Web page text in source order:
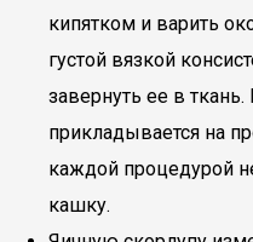
кипятком и варить
густой вязкой
завернуть ее в
прикладывается на
каждой процедурой
кашку.